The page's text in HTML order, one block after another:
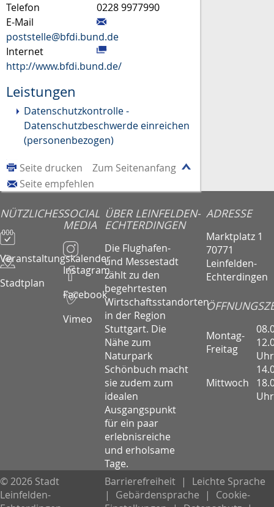
Telefon
0228 9977990
E-Mail
poststelle@bfdi.bund.de
Internet
http://www.bfdi.bund.de/
Leistungen
Datenschutzkontrolle -
Datenschutzbeschwerde einreichen
(personenbezogen)
Zum Seitenanfang
Seite drucken
Seite empfehlen
NÜTZLICHES
Veranstaltungskalender
Stadtplan
SOCIAL
MEDIA
Instagram
Facebook
Vimeo
ÜBER LEINFELDEN-
ECHTERDINGEN
Die Flughafen-
und Messestadt
zählt zu den
begehrtesten
Wirtschaftsstandorten
in der Region
Stuttgart. Die
Nähe zum
Naturpark
Schönbuch macht
sie zudem zum
idealen
Ausgangspunkt
für ein paar
erlebnisreiche
und erholsame
Tage.
ADRESSE
Marktplatz 1
70771
Leinfelden-
Echterdingen
Montag-
Freitag
Uhr
Mittwoch
Uhr
© 2026 Stadt
Leinfelden-
Barrierefreiheit |
Leichte Sprache
|
Gebärdensprache |
Cookie-